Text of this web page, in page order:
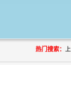
热门搜索：